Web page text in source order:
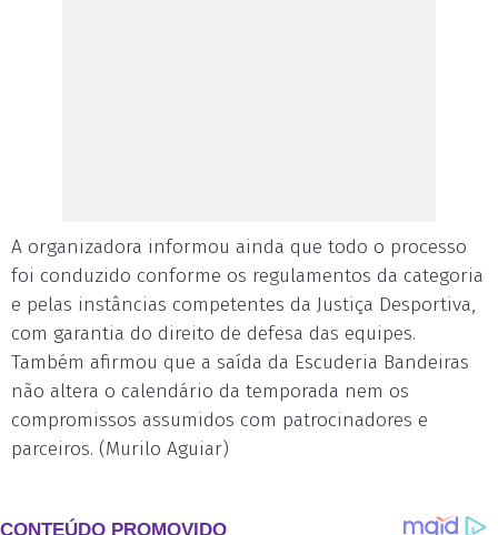
A organizadora informou ainda que todo o processo
foi conduzido conforme os regulamentos da categoria
e pelas instâncias competentes da Justiça Desportiva,
com garantia do direito de defesa das equipes.
Também afirmou que a saída da Escuderia Bandeiras
não altera o calendário da temporada nem os
compromissos assumidos com patrocinadores e
parceiros. (Murilo Aguiar)